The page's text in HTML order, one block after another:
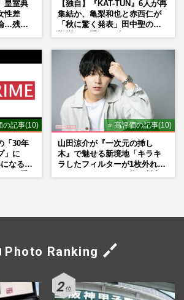
皇室典
性差
…残さ
【独自】『KAT-TUN』6人が再
集結か、亀梨和也と赤西仁が
「秋に驚く発表」田中聖の刑
の記事(10)
「30年
」に
なる〉
⭐ 高評価の記事(10)
山田涼介が『一次元の挿し
木』で魅せる新境地「キラキ
ラしたフィルターが1枚外れて
Photo Ranking